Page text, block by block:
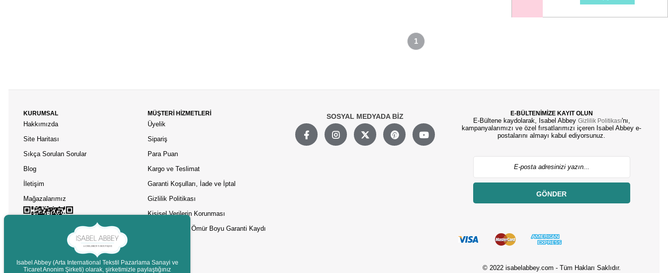
1
KURUMSAL
Hakkımızda
Site Haritası
Sıkça Sorulan Sorular
Blog
İletişim
Mağazalarımız
MÜŞTERİ HİZMETLERİ
Üyelik
Sipariş
Para Puan
Kargo ve Teslimat
Garanti Koşulları, İade ve İptal
Gizlilik Politikası
Kişisel Verilerin Korunması
Asobu Termos Ömür Boyu Garanti Kaydı
SOSYAL MEDYADA BİZ E-BÜLTENİMİZE KAYIT OLUN
E-Bültene kaydolarak, Isabel Abbey Gizlilik Politikası'nı,
kampanyalarımızı ve özel fırsatlarımızı içeren Isabel Abbey e-
postalarını almayı kabul ediyorsunuz.
GÖNDER
© 2022 isabelabbey.com - Tüm Hakları Saklıdır.
Isabel Abbey (Arta International Tekstil Pazarlama Sanayi ve
Ticaret Anonim Şirketi) olarak, şirketimizle paylaştığınız